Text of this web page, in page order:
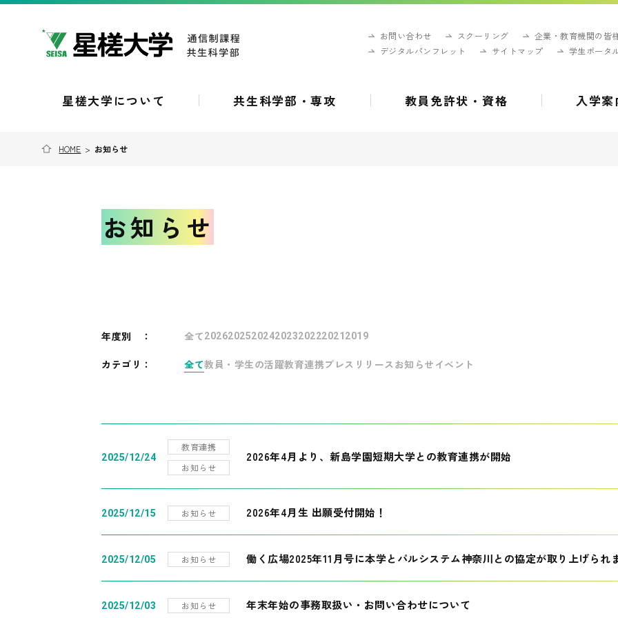
お問い合わせ スクーリング
企業・教育機関の皆
デジタルパンフレット
サイトマップ 学生ポータ
星槎大学について 共生科学部・専攻 教員免許状・資格 入学案
HOME > お知らせ
お知らせ
年度別 ： 全て202620252024202320222021 2019
カテゴリ： 全て教員・学生の活躍教育連携プレスリリース お知らせ イベント
2025/12/24
教育連携
お知らせ
2026年4月より、新島学園短期大学との教育連携が開始
2025/12/15 お知らせ 2026年4月生 出願受付開始！
2025/12/05 お知らせ 働く広場2025年11月号に本学とパルシステム神奈川との協定が取り上げられ
2025/12/03 お知らせ 年末年始の事務取扱い・お問い合わせについて